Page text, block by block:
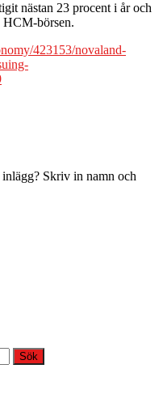
nästan 23 procent i år och
börsen.
423153/novaland-
Skriv in namn och